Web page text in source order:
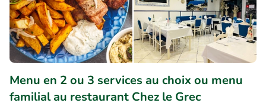
Menu en 2 ou 3 services au choix ou menu
familial au restaurant Chez le Grec